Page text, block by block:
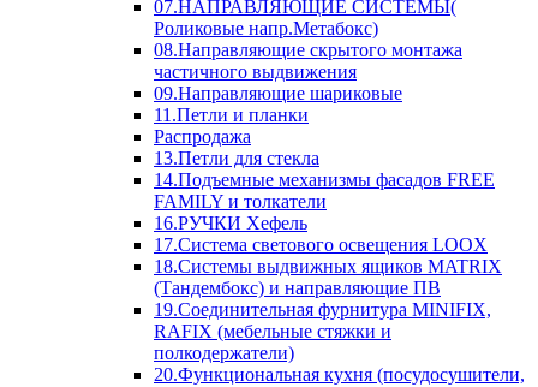
07.НАПРАВЛЯЮЩИЕ СИСТЕМЫ(
Роликовые напр.Метабокс)
08.Направляющие скрытого монтажа
частичного выдвижения
09.Направляющие шариковые
11.Петли и планки
Распродажа
13.Петли для стекла
14.Подъемные механизмы фасадов FREE
FAMILY и толкатели
16.РУЧКИ Хефель
17.Система светового освещения LOOX
18.Системы выдвижных ящиков MATRIX
(Тандембокс) и направляющие ПВ
19.Соединительная фурнитура MINIFIX,
RAFIX (мебельные стяжки и
полкодержатели)
20.Функциональная кухня (посудосушители,